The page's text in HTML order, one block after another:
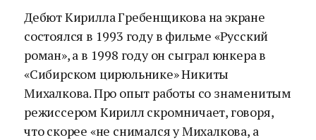
Дебют Кирилла Гребенщикова на экране
состоялся в 1993 году в фильме «Русский
роман», а в 1998 году он сыграл юнкера в
«Сибирском цирюльнике» Никиты
Михалкова. Про опыт работы со знаменитым
режиссером Кирилл скромничает, говоря,
что скорее «не снимался у Михалкова, а